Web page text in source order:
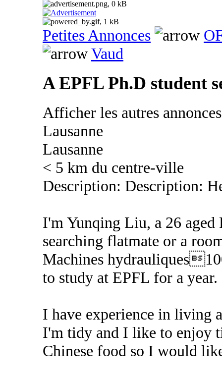
Petites Annonces
Vaud
A EPFL Ph.D student
Afficher les autres
Lausanne
Lausanne
< 5 km du centre-ville
Description: Description:
I'm Yunqing Liu, a 26
searching flatmate or a
Machines
to study at EPFL for a year.
I have experience in living
I'm tidy and I like to enjoy
Chinese food so I would